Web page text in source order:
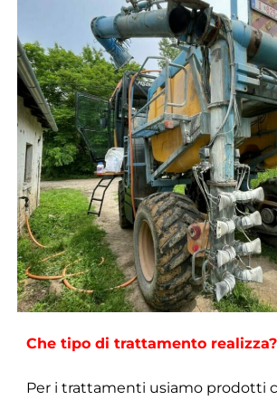
Che tipo di trattamento realizza?
Per i trattamenti usiamo prodotti